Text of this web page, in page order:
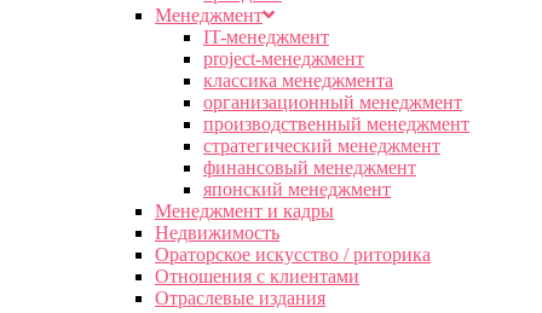
Менеджмент
IT-менеджмент
project-менеджмент
классика менеджмента
организационный менеджмент
производственный менеджмент
стратегический менеджмент
финансовый менеджмент
японский менеджмент
Менеджмент и кадры
Недвижимость
Ораторское искусство / риторика
Отношения с клиентами
Отраслевые издания